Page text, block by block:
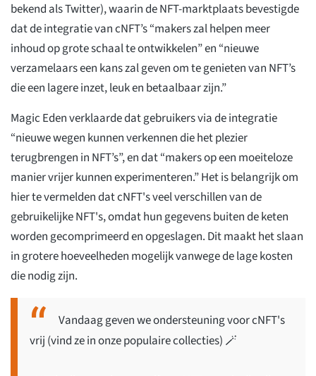
bekend als Twitter), waarin de NFT-marktplaats bevestigde
dat de integratie van cNFT’s “makers zal helpen meer
inhoud op grote schaal te ontwikkelen” en “nieuwe
verzamelaars een kans zal geven om te genieten van NFT’s
die een lagere inzet, leuk en betaalbaar zijn.”
Magic Eden verklaarde dat gebruikers via de integratie
“nieuwe wegen kunnen verkennen die het plezier
terugbrengen in NFT’s”, en dat “makers op een moeiteloze
manier vrijer kunnen experimenteren.” Het is belangrijk om
hier te vermelden dat cNFT's veel verschillen van de
gebruikelijke NFT's, omdat hun gegevens buiten de keten
worden gecomprimeerd en opgeslagen. Dit maakt het slaan
in grotere hoeveelheden mogelijk vanwege de lage kosten
die nodig zijn.
Vandaag geven we ondersteuning voor cNFT's
vrij (vind ze in onze populaire collecties) 🪄